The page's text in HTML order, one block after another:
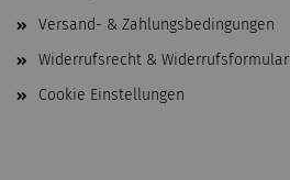
Versand- & Zahlungsbedingungen
Widerrufsrecht & Widerrufsformular
Cookie Einstellungen